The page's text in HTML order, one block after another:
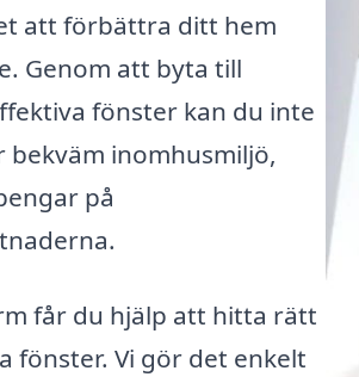
att förbättra ditt hem
Genom att byta till
fönster kan du inte
bekväm inomhusmiljö,
på
får du hjälp att hitta rätt
fönster. Vi gör det enkelt